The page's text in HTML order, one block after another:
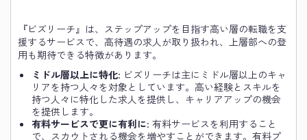
『ビズリーチ』は、ステップアップを目指す高い層の転職を支
援するサービスで、高待遇の求人が取り扱われ、上層部への登
用も期待できる特徴があります。
ミドル層以上に特化: ビズリーチは主にミドル層以上のキャ
リアを持つ人々を対象としています。高い経験とスキルを
持つ人々に特化した求人を提供し、キャリアアップの機会
を提供します。
有料サービスで更に有利に: 有料サービスを利用すること
で、スカウトされる機会を増やすことができます。有料プ